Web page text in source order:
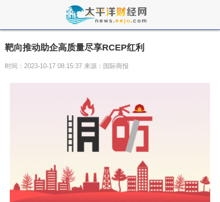
靶向推动助企高质量尽享RCEP红利
时间：2023-10-17 08:15:37 来源：国际商报